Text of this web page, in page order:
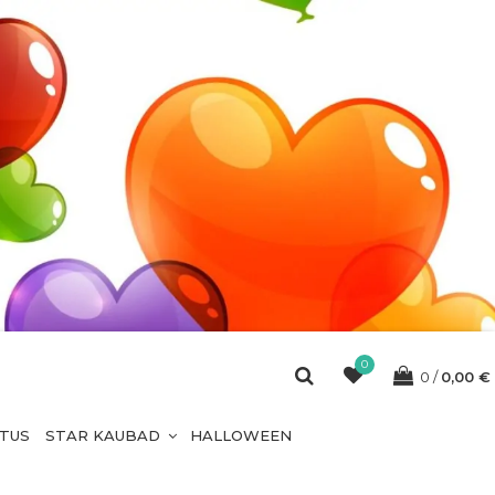
0
0 0,00 €
STAR KAUBAD HALLOWEEN